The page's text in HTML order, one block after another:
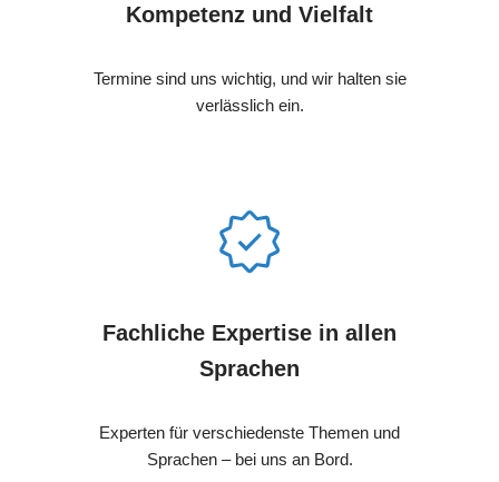
Kompetenz und Vielfalt
Termine sind uns wichtig, und wir halten sie
verlässlich ein.
Fachliche Expertise in allen
Sprachen
Experten für verschiedenste Themen und
Sprachen – bei uns an Bord.